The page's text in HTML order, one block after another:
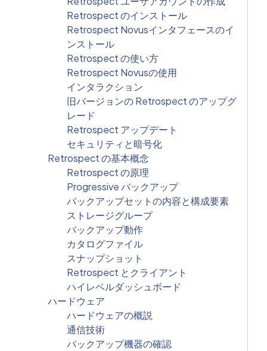
Retrospect のインストール
Retrospect Novusインタフェースのイ
ンストール
Retrospect の使い方
Retrospect Novusの使用
インタラクション
旧バージョンの Retrospect のアップグ
レード
Retrospect アップデート
セキュリティと暗号化
Retrospect の基本概念
Retrospect の原理
Progressive バックアップ
バックアップセットの内容と構成要素
ストレージグループ
バックアップ動作
カタログファイル
スナップショット
Retrospect とクライアント
ハイレベルダッシュボード
ハードウェア
ハードウェアの概説
通信技術
バックアップ機器の確認